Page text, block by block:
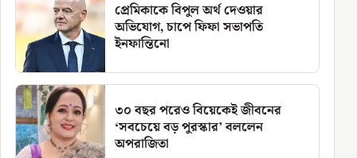
প্রেমিকাকে বিপুল অর্থ দেওয়ার
অভিযোগ, চাপে ফিফা সভাপতি
ইনফান্তিনো
৩০ বছর পরেও বিয়েকেই জীবনের
‘সবচেয়ে বড় পুরস্কার’ বললেন
অপরাজিতা